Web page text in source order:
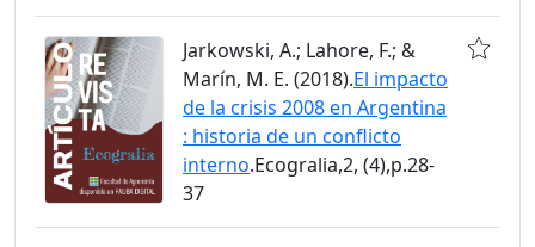
Jarkowski, A.; Lahore, F.; &
Marín, M. E. (2018).El impacto
de la crisis 2008 en Argentina
: historia de un conflicto
interno.Ecogralia,2, (4),p.28-
37